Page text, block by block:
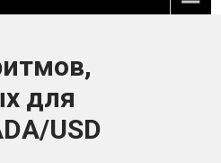
для
USD